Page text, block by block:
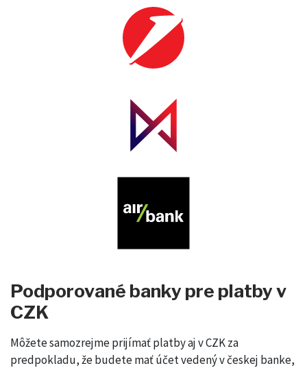
Podporované banky pre platby v
CZK
Môžete samozrejme prijímať platby aj v CZK za
predpokladu, že budete mať účet vedený v českej banke,